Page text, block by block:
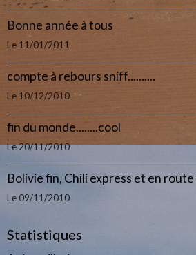
Bonne année à tous
Le 11/01/2011
compte à rebours sniff..........
Le 10/12/2010
fin du monde........cool
Le 20/11/2010
Bolivie fin, Chili express et en
Le 09/11/2010
Statistiques